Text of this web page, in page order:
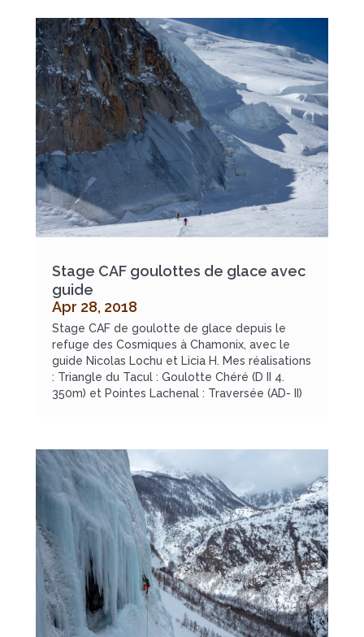
Stage CAF goulottes de glace avec
guide
Apr 28, 2018
Stage CAF de goulotte de glace depuis le
refuge des Cosmiques à Chamonix, avec le
guide Nicolas Lochu et Licia H. Mes réalisations
: Triangle du Tacul : Goulotte Chéré (D II 4.
350m) et Pointes Lachenal : Traversée (AD- II)